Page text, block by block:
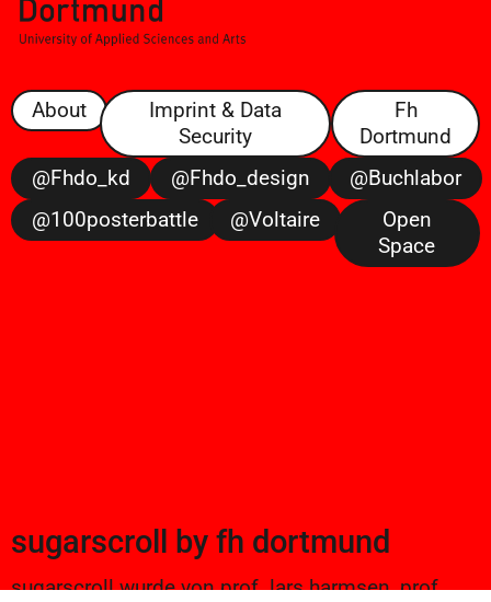
About
Imprint & Data
Security
Fh
Dortmund
@fhdo_kd
@fhdo_design
@buchlabor
@100posterbattle
@voltaire
Open
Space
sugarscroll by fh dortmund
sugarscroll wurde von prof. lars harmsen, prof.